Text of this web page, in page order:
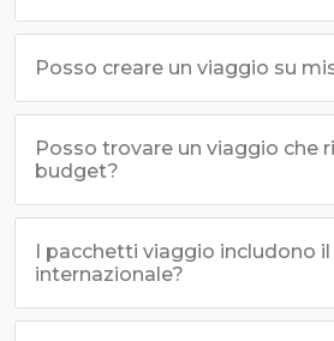
Posso creare un viaggio su
Posso trovare un viaggio che
budget?
I pacchetti viaggio includono
internazionale?